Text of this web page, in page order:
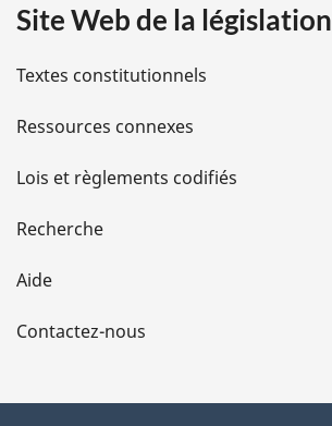
i
l
s
d
e
l
a
Site Web de la législation
Textes constitutionnels
Ressources connexes
Lois et règlements codifiés
Recherche
Aide
Contactez-nous